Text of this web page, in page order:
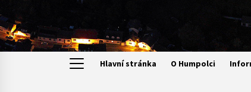
Hlavní stránka O Humpolci